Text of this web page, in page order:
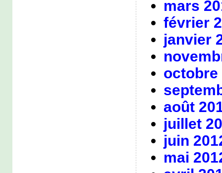
mars
février
janvier
octobre
août
juillet
juin
mai